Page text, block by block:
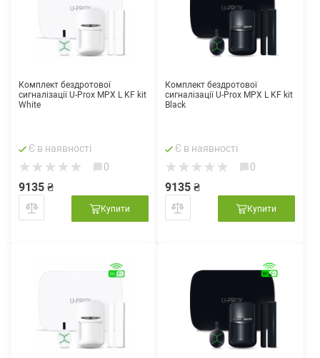
Комплект бездротової
сигналізації U-Prox MPX L KF kit
White
Є в наявності
0
9135 ₴
Купити
Комплект бездротової
сигналізації U-Prox MPX L KF kit
Black
Є в наявності
0
9135 ₴
Купити